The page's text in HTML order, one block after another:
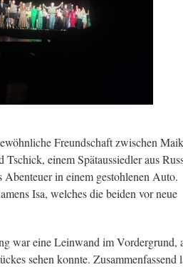
Freundschaft zwischen
einem Spätaussiedler aus
Abenteuer in einem gestohlenen Auto.
Isa, welches die beiden vor neue
war eine Leinwand im Vordergrund,
sehen konnte. Zusammenfassend